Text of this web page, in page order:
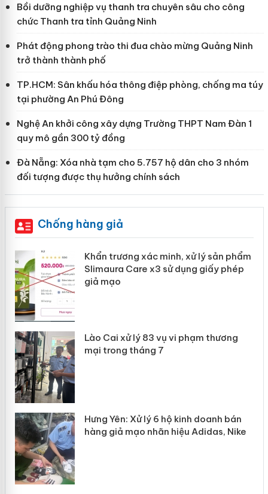
Bồi dưỡng nghiệp vụ thanh tra chuyên sâu cho công
chức Thanh tra tỉnh Quảng Ninh
Phát động phong trào thi đua chào mừng Quảng Ninh
trở thành thành phố
TP.HCM: Sân khấu hóa thông điệp phòng, chống ma túy
tại phường An Phú Đông
Nghệ An khởi công xây dựng Trường THPT Nam Đàn 1
quy mô gần 300 tỷ đồng
Đà Nẵng: Xóa nhà tạm cho 5.757 hộ dân cho 3 nhóm
đối tượng được thụ hưởng chính sách
Chống hàng giả
Khẩn trương xác minh, xử lý sản phẩm
Slimaura Care x3 sử dụng giấy phép
giả mạo
Lào Cai xử lý 83 vụ vi phạm thương
mại trong tháng 7
Hưng Yên: Xử lý 6 hộ kinh doanh bán
hàng giả mạo nhãn hiệu Adidas, Nike